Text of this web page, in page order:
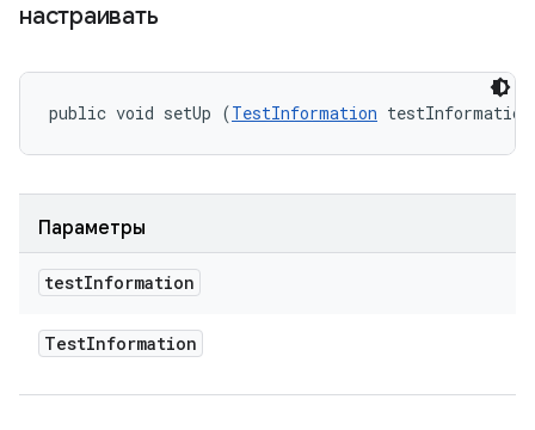
настраивать
public void setUp (TestInformation
Параметры
testInformation
TestInformation